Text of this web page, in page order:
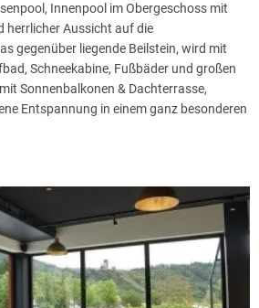
Resorts und die zeitlosen Reize der
Urlaubsziel.
Innenpool im Obergeschoss mit
herrlicher Aussicht auf die
gegenüber liegende Beilstein, wird mit
Schneekabine, Fußbäder und großen
Sonnenbalkonen & Dachterrasse,
Entspannung in einem ganz besonderen